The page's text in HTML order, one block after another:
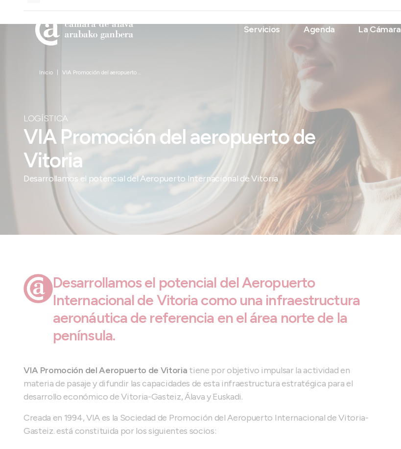
Servicios Agenda La Cámara
Inicio VIA Promoción del aeropuerto ...
LOGÍSTICA
VIA Promoción del aeropuerto de
Vitoria
Desarrollamos el potencial del Aeropuerto Internacional de Vitoria
Desarrollamos el potencial del Aeropuerto
Internacional de Vitoria como una infraestructura
aeronáutica de referencia en el área norte de la
península.
VIA Promoción del Aeropuerto de Vitoria tiene por objetivo impulsar la actividad en
materia de pasaje y difundir las capacidades de esta infraestructura estratégica para el
desarrollo económico de Vitoria-Gasteiz, Álava y Euskadi.
Creada en 1994, VIA es la Sociedad de Promoción del Aeropuerto Internacional de Vitoria-
Gasteiz. está constituida por los siguientes socios: